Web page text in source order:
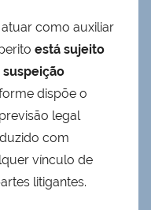
como auxiliar
está sujeito
dispõe o
legal
com
vínculo de
litigantes.